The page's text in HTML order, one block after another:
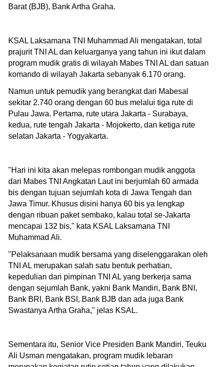
Barat (BJB), Bank Artha Graha.
KSAL Laksamana TNI Muhammad Ali mengatakan, total
prajurit TNI AL dan keluarganya yang tahun ini ikut dalam
program mudik gratis di wilayah Mabes TNI AL dan satuan
komando di wilayah Jakarta sebanyak 6.170 orang.
Namun untuk pemudik yang berangkat dari Mabesal
sekitar 2.740 orang dengan 60 bus melalui tiga rute di
Pulau Jawa. Pertama, rute utara Jakarta - Surabaya,
kedua, rute tengah Jakarta - Mojokerto, dan ketiga rute
selatan Jakarta - Yogyakarta.
"Hari ini kita akan melepas rombongan mudik anggota
dari Mabes TNI Angkatan Laut ini berjumlah 60 armada
bis dengan tujuan sejumlah kota di Jawa Tengah dan
Jawa Timur. Khusus disini hanya 60 bis ya lengkap
dengan ribuan paket sembako, kalau total se-Jakarta
mencapai 132 bis," kata KSAL Laksamana TNI
Muhammad Ali.
"Pelaksanaan mudik bersama yang diselenggarakan oleh
TNI AL merupakan salah satu bentuk perhatian,
kepedulian dari pimpinan TNI AL yang berkerja sama
dengan sejumlah Bank, yakni Bank Mandiri, Bank BNI,
Bank BRI, Bank BSI, Bank BJB dan ada juga Bank
Swastanya Artha Graha," jelas KSAL.
Sementara itu, Senior Vice Presiden Bank Mandiri, Teuku
Ali Usman mengatakan, program mudik lebaran